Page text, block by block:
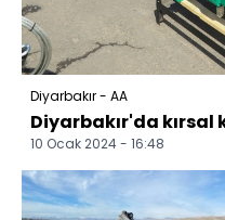
Diyarbakır - AA
Diyarbakır'da
10 Ocak 2024 - 16:48